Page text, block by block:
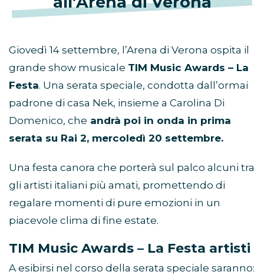
Giovedì 14 settembre, l’Arena di Verona ospita il
grande show musicale TIM Music Awards – La
Festa. Una serata speciale, condotta dall’ormai
padrone di casa Nek, insieme a Carolina Di
Domenico, che andrà poi in onda in prima
serata su Rai 2, mercoledì 20 settembre.
Una festa canora che porterà sul palco alcuni tra
gli artisti italiani più amati, promettendo di
regalare momenti di pure emozioni in un
piacevole clima di fine estate.
TIM Music Awards – La Festa artisti
A esibirsi nel corso della serata speciale saranno: